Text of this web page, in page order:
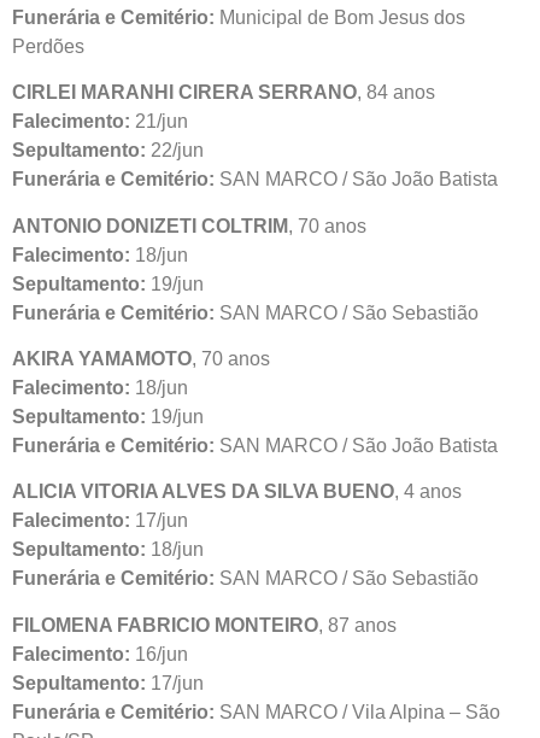
Funerária e Cemitério: Municipal de Bom Jesus dos
Perdões
CIRLEI MARANHI CIRERA SERRANO, 84 anos
Falecimento: 21/jun
Sepultamento: 22/jun
Funerária e Cemitério: SAN MARCO / São João Batista
ANTONIO DONIZETI COLTRIM, 70 anos
Falecimento: 18/jun
Sepultamento: 19/jun
Funerária e Cemitério: SAN MARCO / São Sebastião
AKIRA YAMAMOTO, 70 anos
Falecimento: 18/jun
Sepultamento: 19/jun
Funerária e Cemitério: SAN MARCO / São João Batista
ALICIA VITORIA ALVES DA SILVA BUENO, 4 anos
Falecimento: 17/jun
Sepultamento: 18/jun
Funerária e Cemitério: SAN MARCO / São Sebastião
FILOMENA FABRICIO MONTEIRO, 87 anos
Falecimento: 16/jun
Sepultamento: 17/jun
Funerária e Cemitério: SAN MARCO / Vila Alpina – São